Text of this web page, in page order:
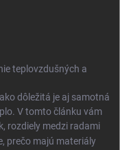
teplovzdušných a
dôležitá je aj samotná
V tomto článku vám
rozdiely medzi radami
prečo majú materiály